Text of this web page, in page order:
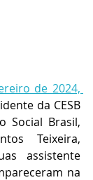
de 2024,
da CESB
Social Brasil,
Teixeira,
assistente